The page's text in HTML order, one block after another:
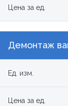
Цена за ед.
Демонтаж
Ед. изм.
Цена за ед.